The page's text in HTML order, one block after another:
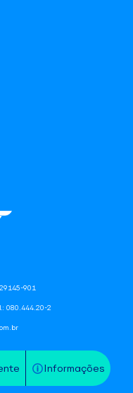
Informações
901
080.444.20-2